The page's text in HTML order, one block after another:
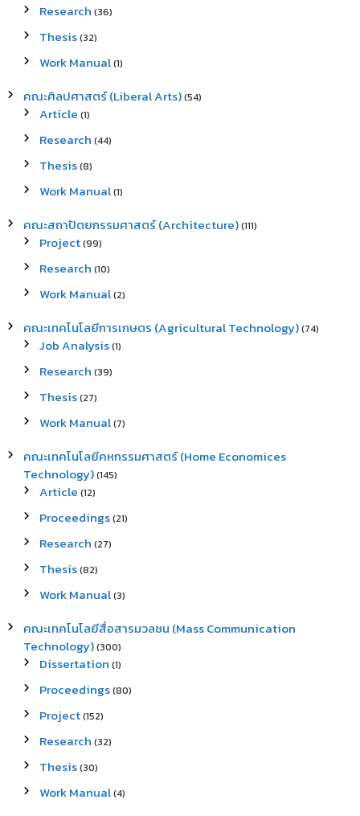
Research (36)
Thesis(32)
Work Manual(1)
คณะศิลปศาสตร์ (Liberal Arts)(54)
Article (1)
Research (44)
Thesis(8)
Work Manual(1)
คณะสถาปัตยกรรมศาสตร์ (Architecture)(111)
Project(99)
Research (10)
Work Manual(2)
คณะเทคโนโลยีการเกษตร (Agricultural Technology)(74)
Job Analysis(1)
Research (39)
Thesis(27)
Work Manual(7)
คณะเทคโนโลยีคหกรรมศาสตร์ (Home Economices
Technology)(145)
Article (12)
Proceedings(21)
Research (27)
Thesis(82)
Work Manual(3)
คณะเทคโนโลยีสื่อสารมวลชน (Mass Communication
Technology)(300)
Dissertation (1)
Proceedings(80)
Project(152)
Research (32)
Thesis(30)
Work Manual(4)